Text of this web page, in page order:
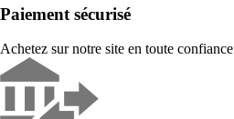
Paiement sécurisé
Achetez sur notre site en toute confiance